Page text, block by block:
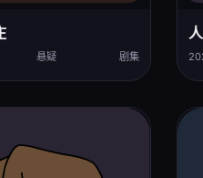
悬疑 剧集